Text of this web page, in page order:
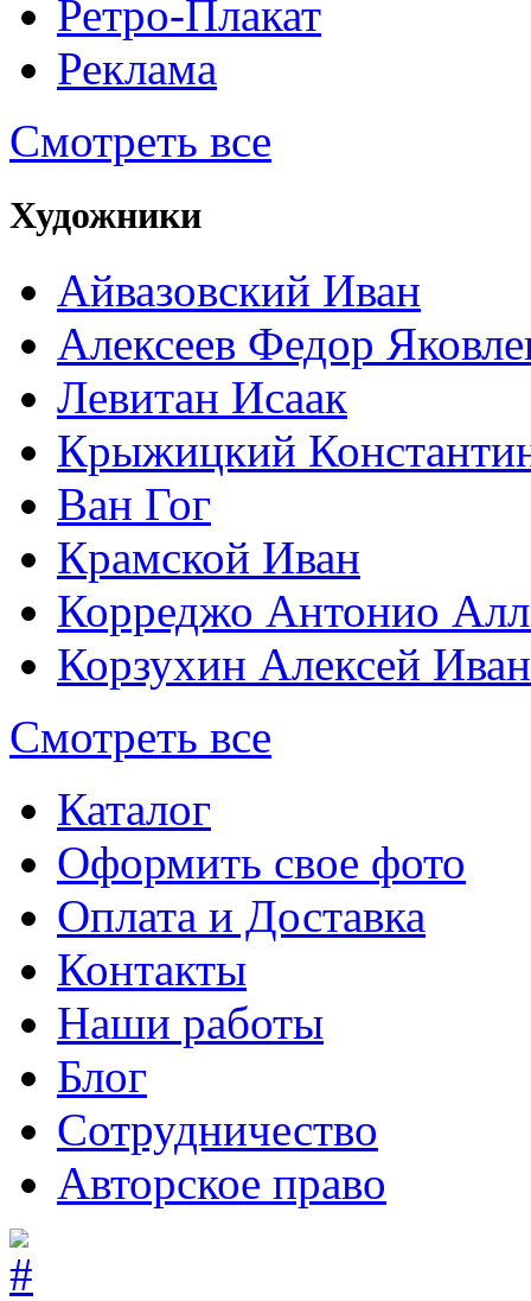
Ретро-Плакат
Реклама
Смотреть все
Художники
Айвазовский Иван
Алексеев Федор
Левитан Исаак
Крыжицкий
Ван Гог
Крамской Иван
Корреджо Антонио
Корзухин Алексей
Смотреть все
Каталог
Оформить свое фото
Оплата и Доставка
Контакты
Наши работы
Блог
Сотрудничество
Авторское право